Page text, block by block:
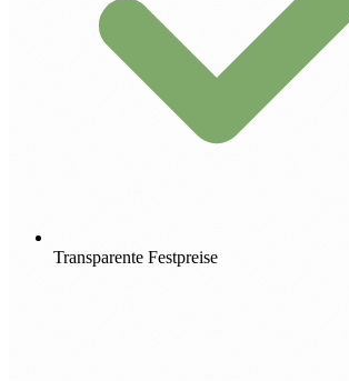
Transparente Festpreise